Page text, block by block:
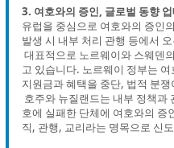
3. 여호와의 증인, 글로벌 동향
유럽을 중심으로 여호와의 증인
발생 시 내부 처리 관행 등에서
대표적으로 노르웨이와 스웨덴
고 있습니다. 노르웨이 정부는
지원금과 혜택을 중단, 법적 분
호주와 뉴질랜드는 내부 정책과
호에 실패한 단체에 여호와의 증
직, 관행, 교리라는 명목으로 신